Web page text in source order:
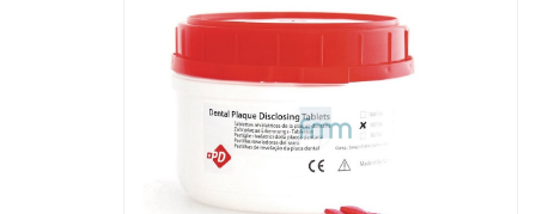
PATE A
DETARTRER
PURE MEDIUM
RDA 170, TUBE
DE 95 GRS
COMPRIMES
DENTIFRICE
GOUT
MENTHOLE,
BOITE DE